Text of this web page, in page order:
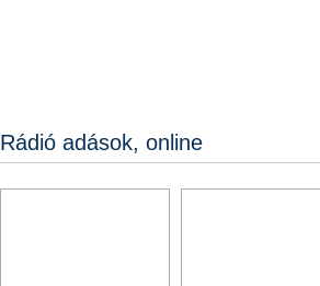
Rádió adások, online